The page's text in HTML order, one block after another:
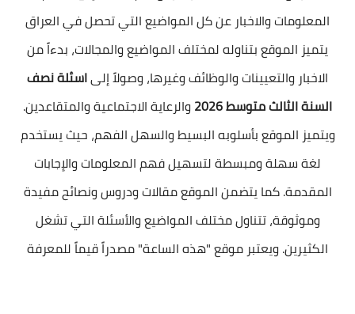
المعلومات والاخبار عن كل المواضيع التي تحصل في العراق
يتميز الموقع بتناوله لمختلف المواضيع والمجالات، بدءاً من
الاخبار والتعيينات والوظائف وغيرها، وصولاً إلىاسئلة نصف
السنة الثالث متوسط 2026
والرعاية الاجتماعية والمتقاعدين.
ويتميز الموقع بأسلوبه البسيط والسهل الفهم، حيث يستخدم
لغة سهلة ومبسطة لتسهيل فهم المعلومات والإجابات
المقدمة. كما يتضمن الموقع مقالات ودروس ونصائح مفيدة
وموثوقة، تتناول مختلف المواضيع والأسئلة التي تشغل
الكثيرين. ويعتبر موقع "هذه الساعة" مصدراً قيماً للمعرفة